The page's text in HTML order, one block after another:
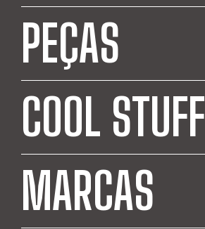
PEÇAS
COOL STUFF
MARCAS